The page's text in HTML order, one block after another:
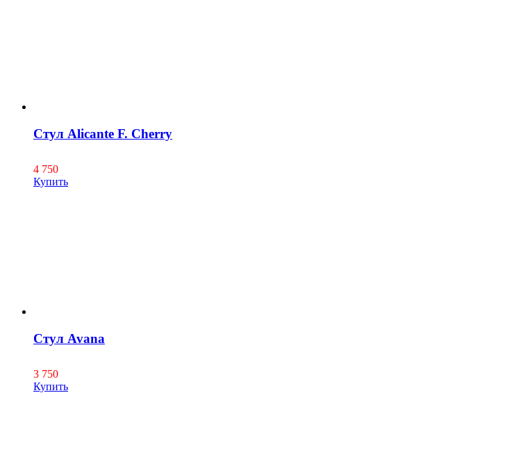
Стул Alicante F. Cherry
4 750
Купить
Стул Avana
3 750
Купить